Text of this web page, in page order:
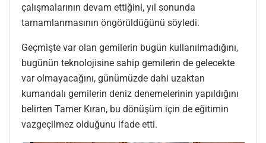
çalışmalarının devam ettiğini, yıl sonunda
tamamlanmasının öngörüldüğünü söyledi.
Geçmişte var olan gemilerin bugün kullanılmadığını,
bugünün teknolojisine sahip gemilerin de gelecekte
var olmayacağını, günümüzde dahi uzaktan
kumandalı gemilerin deniz denemelerinin yapıldığını
belirten Tamer Kıran, bu dönüşüm için de eğitimin
vazgeçilmez olduğunu ifade etti.